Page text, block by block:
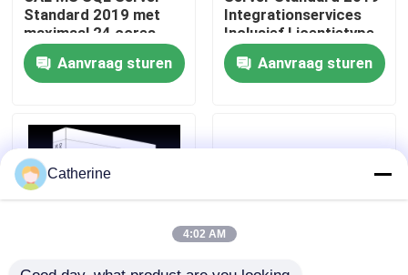
Neem contact met ons op
Vraag een offerte
bureau 2021 beroeps plus
Standard 2019 met
maximaal 24 cores
levert schaalbare en
enterprise
databasebeheer.
Aanvraag sturen
Integrationservices
Inclusief Licentietype
Per Core Of Server
CAL Biedt
Gegevensopslag en
Aanvraag sturen
Catherine
4:02 AM